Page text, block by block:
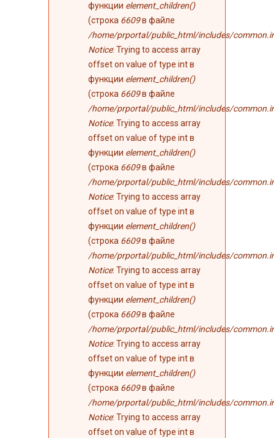
функции element_children()
(строка 6609в файле
/home/prportal/public_html/includes/
Notice: Trying to access array
offset on value of type int в
функции element_children()
(строка 6609в файле
/home/prportal/public_html/includes/
Notice: Trying to access array
offset on value of type int в
функции element_children()
(строка 6609в файле
/home/prportal/public_html/includes/
Notice: Trying to access array
offset on value of type int в
функции element_children()
(строка 6609в файле
/home/prportal/public_html/includes/
Notice: Trying to access array
offset on value of type int в
функции element_children()
(строка 6609в файле
/home/prportal/public_html/includes/
Notice: Trying to access array
offset on value of type int в
функции element_children()
(строка 6609в файле
/home/prportal/public_html/includes/
Notice: Trying to access array
offset on value of type int в